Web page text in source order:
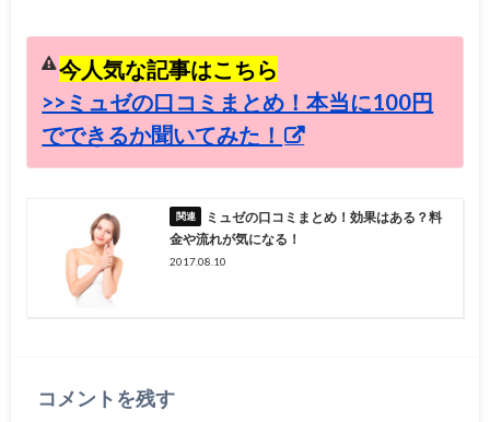
今人気な記事はこちら
>>ミュゼの口コミまとめ！本当に100円
でできるか聞いてみた！
ミュゼの口コミまとめ！効果はある？料
金や流れが気になる！
2017.08.10
コメントを残す